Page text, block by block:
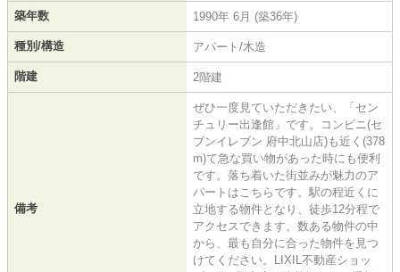
築年数 1990年 6月 (築36年)
種別/構造 アパート/木造
階建 2階建
備考
ぜひ一度見ていただきたい、「セン
チュリー出逢館」です。コンビニ(セ
ブンイレブン 府中北山店)も近く(378
m)て急な買い物があった時にも便利
です。落ち着いた街並みが魅力のア
パートはこちらです。駅の程近くに
立地する物件となり、徒歩12分程で
アクセスできます。数ある物件の中
から、最も自分に合った物件を見つ
けてください。LIXIL不動産ショッ